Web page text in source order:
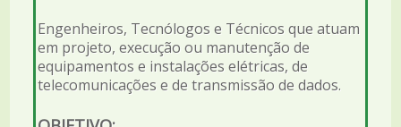
Engenheiros, Tecnólogos e Técnicos que atuam
em projeto, execução ou manutenção de
equipamentos e instalações elétricas, de
telecomunicações e de transmissão de dados.